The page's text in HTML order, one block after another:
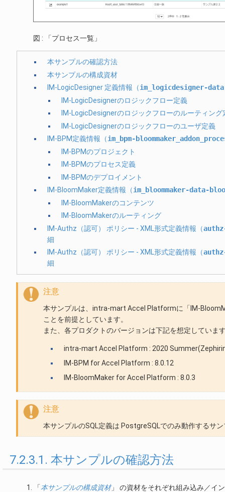
図 : 「プロセス一覧」
本サンプルの確認方法
本サンプルの構成資材
IM-LogicDesigner 定義情報（im_logicdesigner-
IM-LogicDesignerのロジックフロー定義
IM-LogicDesignerのロジックフローのルーティング
IM-LogicDesignerのロジックフローのユーザ定義
IM-BPM定義情報（im_bpm-
IM-BPMのプロジェクト
IM-BPMのプロセス定義
IM-BPMのデプロイメント
IM-BloomMaker定義情報（im_bloommaker-data-
IM-BloomMakerのコンテンツ
IM-BloomMakerのルーティング
IM-Authz（認可） ポリシー - XML形式定義情報（
細
IM-Authz（認可） ポリシー - XML形式定義情報（
細
注意
本サンプルは、intra-mart Accel Platformに「IM-
ことを前提としています。
また、各プロダクトのバージョンは下記を想定していま
intra-mart Accel Platform : 2020
IM-BPM for Accel Platform : 8.0.12
IM-BloomMaker for Accel Platform : 8.0.3
注意
本サンプルのSQL定義は PostgreSQLでのみ動作するサ
7.2.3.1. 本サンプルの確認方法
「本サンプルの構成資材」 の資材をそれぞれ組み込み／イ